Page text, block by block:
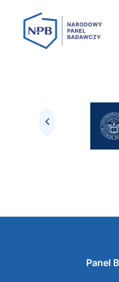
Panel